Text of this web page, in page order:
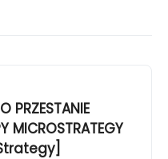
PRZESTANIE
MICROSTRATEGY